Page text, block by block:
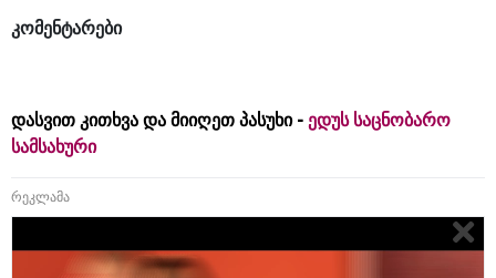
კომენტარები
დასვით კითხვა და მიიღეთ პასუხი - ედუს საცნობარო
სამსახური
რეკლამა